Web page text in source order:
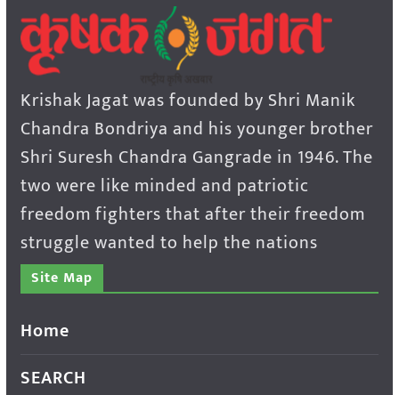
Krishak Jagat was founded by Shri Manik
Chandra Bondriya and his younger brother
Shri Suresh Chandra Gangrade in 1946. The
two were like minded and patriotic
freedom fighters that after their freedom
struggle wanted to help the nations
Site Map
Home
SEARCH